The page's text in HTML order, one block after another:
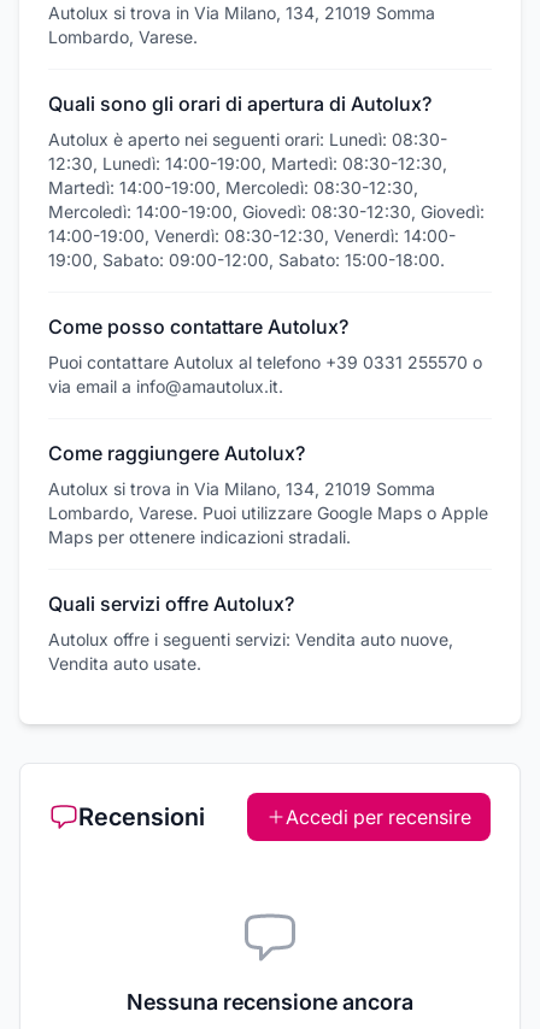
Autolux si trova in Via Milano, 134, 21019 Somma
Lombardo, Varese.
Quali sono gli orari di apertura di Autolux?
Autolux è aperto nei seguenti orari: Lunedì: 08:30-
12:30, Lunedì: 14:00-19:00, Martedì: 08:30-12:30,
Martedì: 14:00-19:00, Mercoledì: 08:30-12:30,
Mercoledì: 14:00-19:00, Giovedì: 08:30-12:30, Giovedì:
14:00-19:00, Venerdì: 08:30-12:30, Venerdì: 14:00-
19:00, Sabato: 09:00-12:00, Sabato: 15:00-18:00.
Come posso contattare Autolux?
Puoi contattare Autolux al telefono +39 0331 255570 o
via email a info@amautolux.it.
Come raggiungere Autolux?
Autolux si trova in Via Milano, 134, 21019 Somma
Lombardo, Varese. Puoi utilizzare Google Maps o Apple
Maps per ottenere indicazioni stradali.
Quali servizi offre Autolux?
Autolux offre i seguenti servizi: Vendita auto nuove,
Vendita auto usate.
Recensioni Accedi per recensire
Nessuna recensione ancora